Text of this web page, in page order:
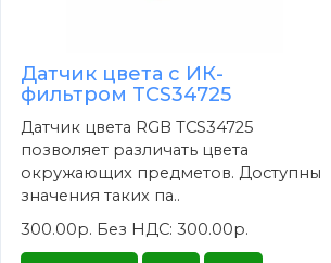
Датчик цвета с ИК-
фильтром TCS34725
Датчик цвета RGB TCS34725
позволяет различать цвета
окружающих предметов. Доступны
значения таких па..
300.00р. Без НДС: 300.00р.